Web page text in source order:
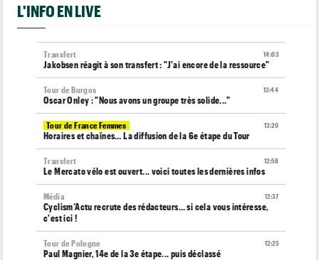
L'INFO EN LIVE
14:03
Transfert
Jakobsen réagit à son transfert : "J'ai encore de la ressource"
13:44
Tour de Burgos
Oscar Onley : "Nous avons un groupe très solide..."
13:20
Tour de France Femmes
Horaires et chaînes… La diffusion de la 6e étape du Tour
12:58
Transfert
Le Mercato vélo est ouvert... voici toutes les dernières infos
12:37
Média
Cyclism’Actu recrute des rédacteurs… si cela vous intéresse,
c'est ici !
12:25
Tour de Pologne
Paul Magnier, 14e de la 3e étape... puis déclassé